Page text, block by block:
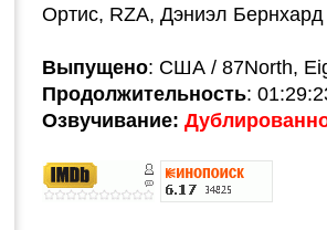
Ортис, RZA, Дэниэл Бернхард
Выпущено: США / 87North,
Продолжительность:
Озвучивание: